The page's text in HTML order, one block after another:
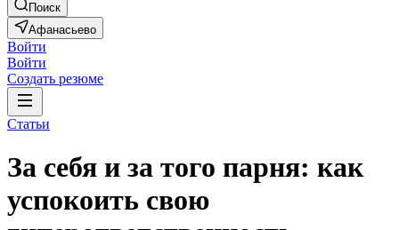
Поиск
Афанасьево
Войти
Войти
Создать резюме
Статьи
За себя и за того парня: как
успокоить свою